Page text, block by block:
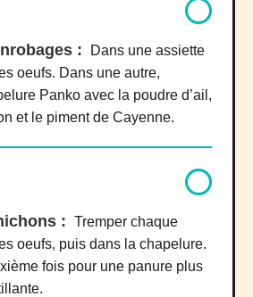
:
Dans une assiette
oeufs. Dans une autre,
Panko avec la poudre d’ail,
et le piment de Cayenne.
: Tremper chaque
oeufs, puis dans la chapelure.
fois pour une panure plus